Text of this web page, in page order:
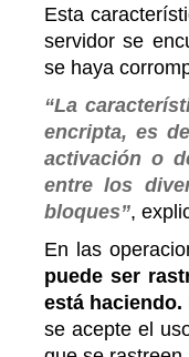
Esta
servidor se
se haya
“La
encripta, es
activación o
entre los
bloques”,
En las
puede ser
está haciendo.
se acepte el